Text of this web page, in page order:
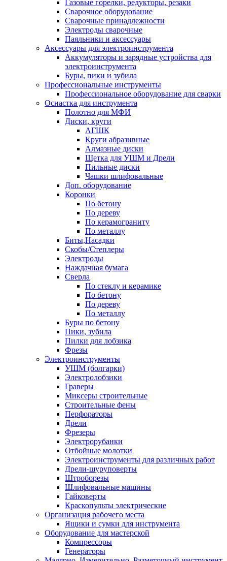
Газовые горелки, редукторы, резаки
Сварочное оборудование
Сварочные принадлежности
Электроды сварочные
Паяльники и аксессуары
Аксессуары для электроинструмента
Аккумуляторы и зарядные устройства для
электроинструмента
Буры, пики и зубила
Профессиональные инструменты
Профессиональное оборудование для сварки
Оснастка для инструмента
Полотно для МФИ
Диски, круги
АГШК
Круги абразивные
Алмазные диски
Щетка для УШМ и Дрели
Пильные диски
Чашки шлифовальные
Доп. оборудование
Коронки
По бетону
По дереву
По керамограниту
По металлу
Биты,Насадки
Скобы/Степлеры
Электроды
Наждачная бумага
Сверла
По стеклу и керамике
По бетону
По дереву
По металлу
Буры по бетону
Пики, зубила
Пилки для лобзика
Фрезы
Электроинструменты
УШМ (болгарки)
Электролобзики
Граверы
Миксеры строительные
Строительные фены
Перфораторы
Дрели
Фрезеры
Электрорубанки
Отбойные молотки
Электроинструменты для различных работ
Дрели-шуруповерты
Штроборезы
Шлифовальные машины
Гайковерты
Краскопульты электрические
Организация рабочего места
Ящики и сумки для инструмента
Оборудование для мастерской
Компрессоры
Генераторы